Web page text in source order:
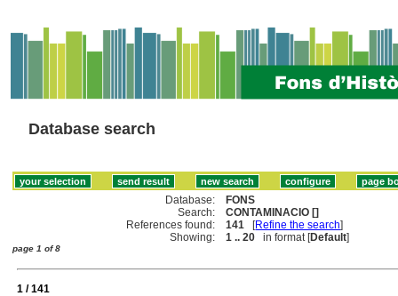
Database search
Database:
FONS
Search:
CONTAMINACIO []
References found:
141 [Refine the search]
Showing:
1 .. 20 in format [Default]
page 1 of 8
1 / 141